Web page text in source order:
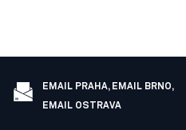
EMAIL PRAHA, EMAIL BRNO,
EMAIL OSTRAVA